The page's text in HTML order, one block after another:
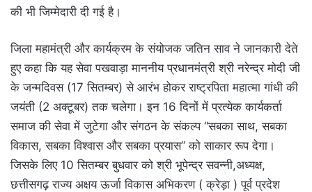
की भी जिम्मेदारी दी गई है।
जिला महामंत्री और कार्यक्रम के संयोजक जतिन साव ने जानकारी देते
हुए कहा कि यह सेवा पखवाड़ा माननीय प्रधानमंत्री श्री नरेन्द्र मोदी जी
के जन्मदिवस (17 सितम्बर) से आरंभ होकर राष्ट्रपिता महात्मा गांधी की
जयंती (2 अक्टूबर) तक चलेगा। इन 16 दिनों में प्रत्येक कार्यकर्ता
समाज की सेवा में जुटेगा और संगठन के संकल्प “सबका साथ, सबका
विकास, सबका विश्वास और सबका प्रयास” को साकार रूप देगा।
जिसके लिए 10 सितम्बर बुधवार को श्री भूपेन्द्र सवन्नी,अध्यक्ष,
छत्तीसगढ़ राज्य अक्षय ऊर्जा विकास अभिकरण ( क्रेड़ा ) पूर्व प्रदेश